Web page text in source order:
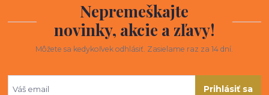
Nepremeškajte
novinky, akcie a zľavy!
Môžete sa kedykoľvek odhlásiť. Zasielame raz za 14 dní.
Prihlásiť sa